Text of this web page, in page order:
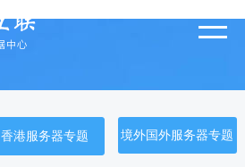
香港服务器专题 境外国外服务器专题